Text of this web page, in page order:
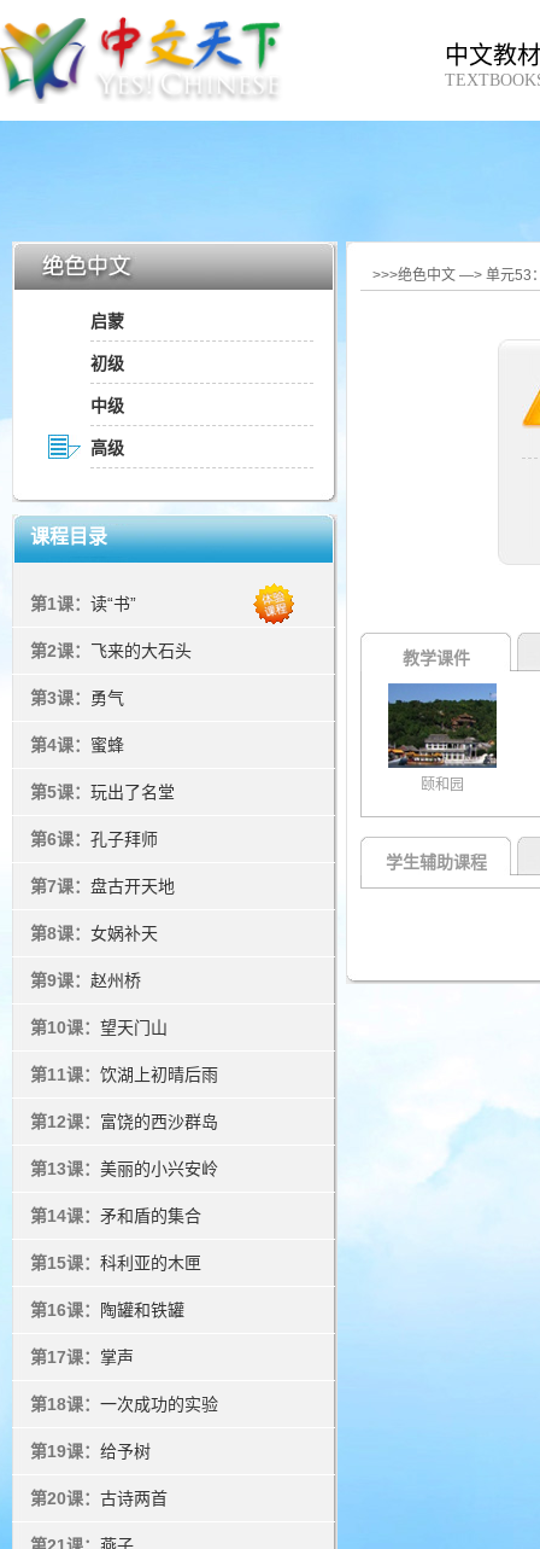
中文教
启蒙
初级
中级
高级
课程目录
第1课： 读“书”
第2课： 飞来的大石头
第3课： 勇气
第4课： 蜜蜂
第5课： 玩出了名堂
第6课： 孔子拜师
第7课： 盘古开天地
第8课： 女娲补天
第9课： 赵州桥
第10课： 望天门山
第11课： 饮湖上初晴后雨
第12课： 富饶的西沙群岛
第13课： 美丽的小兴安岭
第14课： 矛和盾的集合
第15课： 科利亚的木匣
第16课： 陶罐和铁罐
第17课： 掌声
第18课： 一次成功的实验
第19课： 给予树
第20课： 古诗两首
>>>绝色中文 —> 单元53
教学课件
颐和园
学生辅助课程